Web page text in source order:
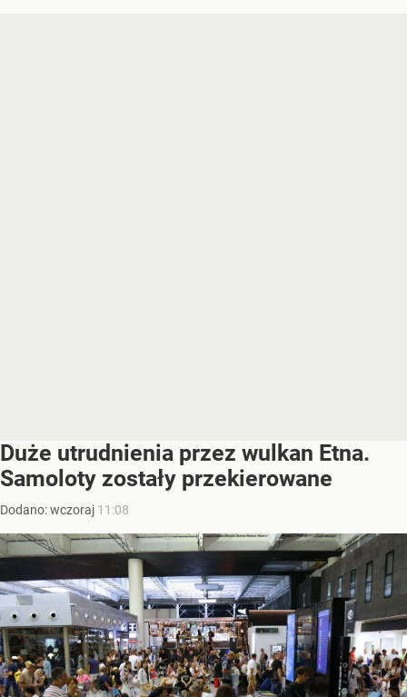
Duże utrudnienia przez wulkan Etna.
Samoloty zostały przekierowane
Dodano:wczoraj 11:08